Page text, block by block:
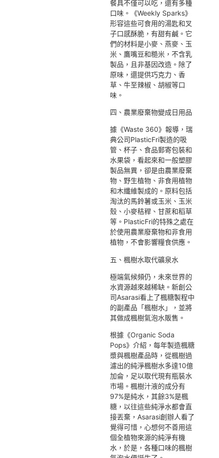
餐具不僅可以吃，還有多種
口味。《Weekly Sparks》
形容這些可食用的湯匙和叉
子口感酥脆，有甜有鹹。它
們的材料是小麥、燕麥、玉
米、鷹嘴豆和糙米，不含乳
製品，且非基因改造。除了
原味，還提供巧克力、香
草、牛至辣椒、胡椒等口
味。
四、農業廢棄物變成日用品
據《Waste 360》報導，瑞
典公司PlasticFri製造的吸
管、杯子、食品郵寄包裝和
水果袋，看起來和一般塑膠
製品無異，卻是由農業廢棄
物、野生植物、非食用植物
和木纖維製成的。原料包括
淘汰的馬鈴薯或玉米、玉米
殼、小麥秸稈、甘蔗和稻草
等。PlasticFri的特殊之處在
於使用農業廢棄物和非食用
植物，不會影響糧食供應。
五、楓樹水取代礦泉水
極端氣候頻仍，未來世界的
水資源越來越稀缺。新創公
司Asarasi看上了楓糖製程中
的副產品「楓樹水」，並將
其做成楓樹氣泡水販售。
根據《Organic Soda
Pops》介紹，每年製造楓糖
漿與楓樹產品時，從楓樹過
濾出的純淨楓樹水多達10億
加侖，足以取代現有瓶裝水
市場。楓樹汁液的成分有
97%是純水，其餘3%是楓
糖，以往這些純淨水都會直
接丟棄，Asarasi創辦人看了
覺得可惜，心想何不善用這
個全植物來源的純淨有機
水，於是，各種口味的楓樹